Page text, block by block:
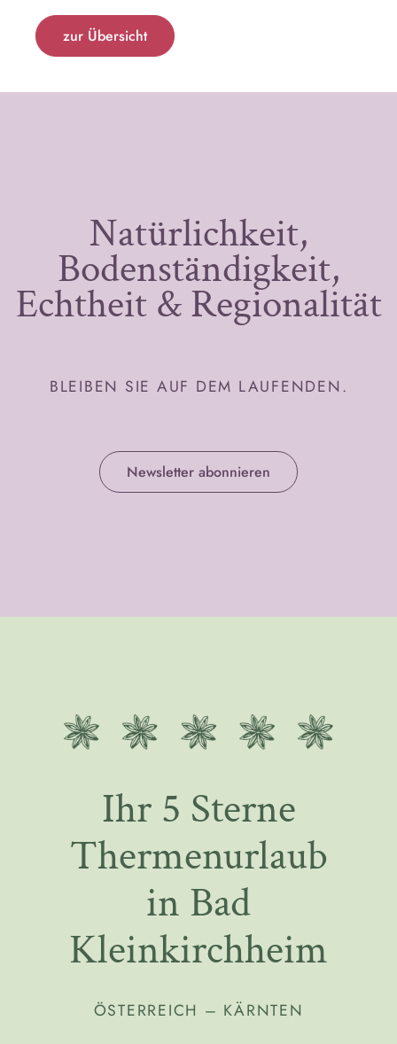
zur Übersicht
Natürlichkeit,
Bodenständigkeit,
Echtheit & Regionalität
BLEIBEN SIE AUF DEM LAUFENDEN.
Newsletter abonnieren
Ihr 5 Sterne
Thermenurlaub
in Bad
Kleinkirchheim
ÖSTERREICH – KÄRNTEN